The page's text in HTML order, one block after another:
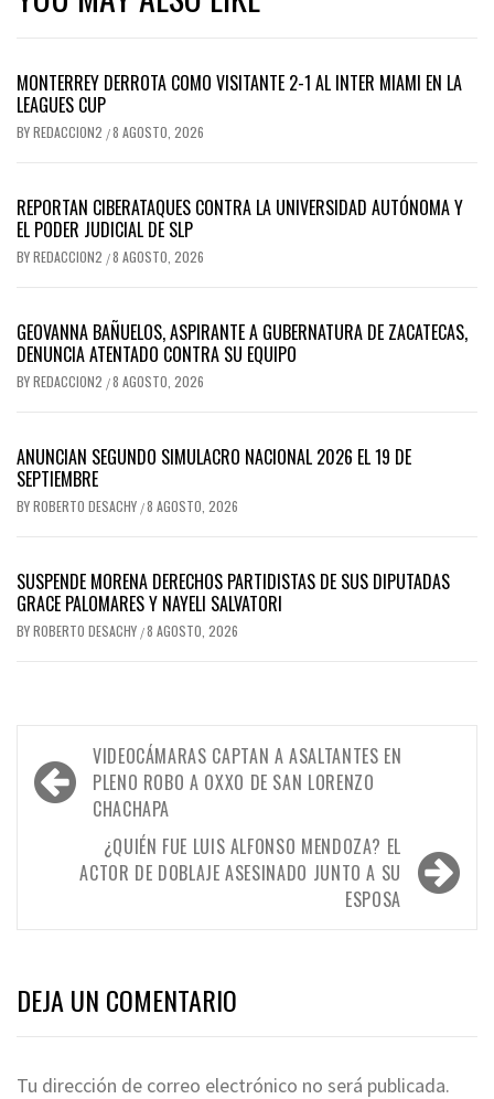
MONTERREY DERROTA COMO VISITANTE 2-1 AL INTER MIAMI EN LA
LEAGUES CUP
BYREDACCION2 /8 AGOSTO, 2026
REPORTAN CIBERATAQUES CONTRA LA UNIVERSIDAD AUTÓNOMA Y
EL PODER JUDICIAL DE SLP
BYREDACCION2 /8 AGOSTO, 2026
GEOVANNA BAÑUELOS, ASPIRANTE A GUBERNATURA DE ZACATECAS,
DENUNCIA ATENTADO CONTRA SU EQUIPO
BYREDACCION2 /8 AGOSTO, 2026
ANUNCIAN SEGUNDO SIMULACRO NACIONAL 2026 EL 19 DE
SEPTIEMBRE
BYROBERTO DESACHY /8 AGOSTO, 2026
SUSPENDE MORENA DERECHOS PARTIDISTAS DE SUS DIPUTADAS
GRACE PALOMARES Y NAYELI SALVATORI
BYROBERTO DESACHY /8 AGOSTO, 2026
Navegación
de
entradas
VIDEOCÁMARAS CAPTAN A ASALTANTES EN
PLENO ROBO A OXXO DE SAN LORENZO
CHACHAPA
¿QUIÉN FUE LUIS ALFONSO MENDOZA? EL
ACTOR DE DOBLAJE ASESINADO JUNTO A SU
ESPOSA
DEJA UN COMENTARIO
Tu dirección de correo electrónico no será publicada.